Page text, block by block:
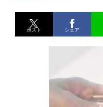
ポスト シェア